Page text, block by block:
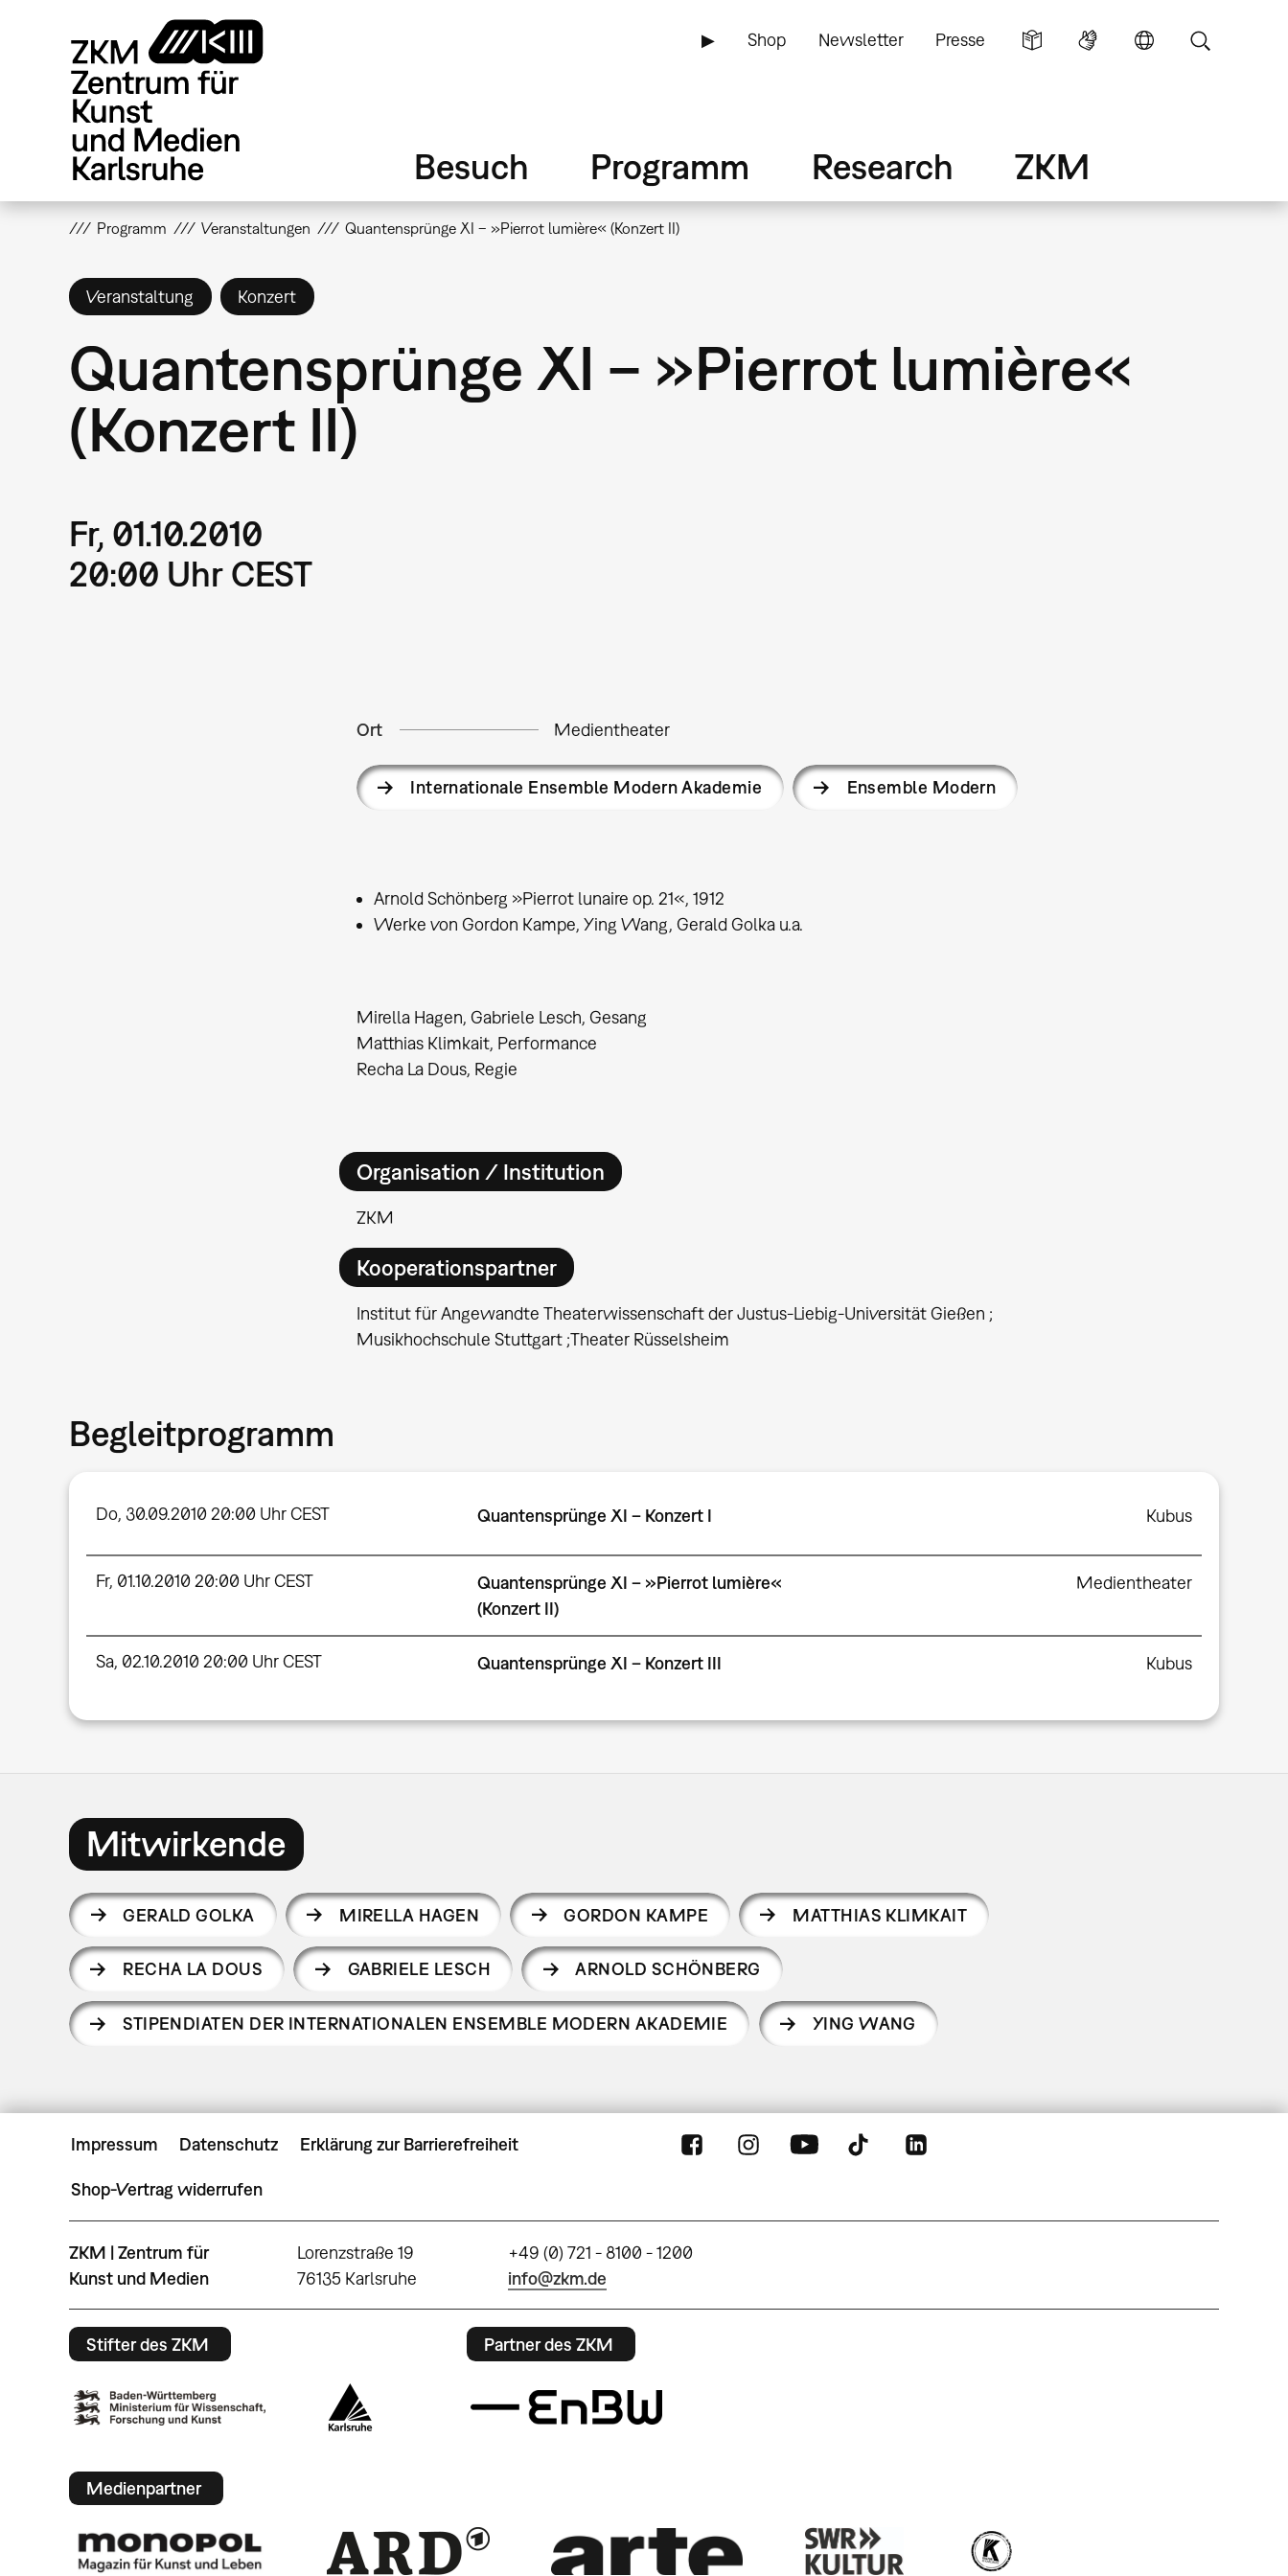
▶ Shop Newsletter Presse
Besuch Programm Research ZKM
Programm Veranstaltungen Quantensprünge XI – »Pierrot lumière« (Konzert II)
Veranstaltung Konzert
Quantensprünge XI – »Pierrot lumière«
(Konzert II)
Fr, 01.10.2010
20:00 Uhr CEST
Ort Medientheater
Internationale Ensemble Modern Akademie Ensemble Modern
Arnold Schönberg »Pierrot lunaire op. 21«, 1912
Werke von Gordon Kampe, Ying Wang, Gerald Golka u.a.
Mirella Hagen, Gabriele Lesch, Gesang
Matthias Klimkait, Performance
Recha La Dous, Regie
Organisation / Institution
ZKM
Kooperationspartner
Institut für Angewandte Theaterwissenschaft der Justus-Liebig-Universität Gießen ;
Musikhochschule Stuttgart ;Theater Rüsselsheim
Begleitprogramm
Do, 30.09.2010 20:00 Uhr CEST Quantensprünge XI – Konzert I Kubus
Fr, 01.10.2010 20:00 Uhr CEST
Quantensprünge XI – »Pierrot lumière«
(Konzert II)
Medientheater
Sa, 02.10.2010 20:00 Uhr CEST Quantensprünge XI – Konzert III Kubus
Mitwirkende
GERALD GOLKA MIRELLA HAGEN GORDON KAMPE MATTHIAS KLIMKAIT
RECHA LA DOUS GABRIELE LESCH ARNOLD SCHÖNBERG
STIPENDIATEN DER INTERNATIONALEN ENSEMBLE MODERN AKADEMIE YING WANG
Impressum Datenschutz Erklärung zur Barrierefreiheit
Shop-Vertrag widerrufen
ZKM | Zentrum für
Kunst und Medien
Lorenzstraße 19
76135 Karlsruhe
+49 (0) 721 - 8100 - 1200
info@zkm.de
Stifter des ZKM Partner des ZKM
Medienpartner